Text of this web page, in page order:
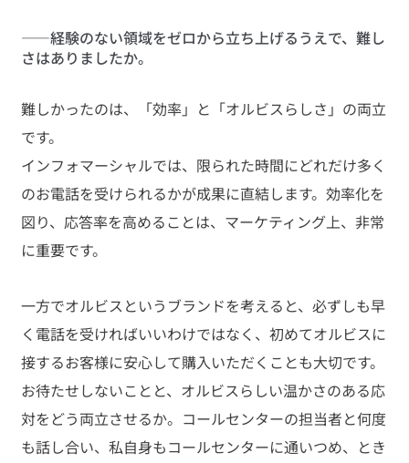
――経験のない領域をゼロから立ち上げるうえで、難し
さはありましたか。
難しかったのは、「効率」と「オルビスらしさ」の両立
です。
インフォマーシャルでは、限られた時間にどれだけ多く
のお電話を受けられるかが成果に直結します。効率化を
図り、応答率を高めることは、マーケティング上、非常
に重要です。
一方でオルビスというブランドを考えると、必ずしも早
く電話を受ければいいわけではなく、初めてオルビスに
接するお客様に安心して購入いただくことも大切です。
お待たせしないことと、オルビスらしい温かさのある応
対をどう両立させるか。コールセンターの担当者と何度
も話し合い、私自身もコールセンターに通いつめ、とき